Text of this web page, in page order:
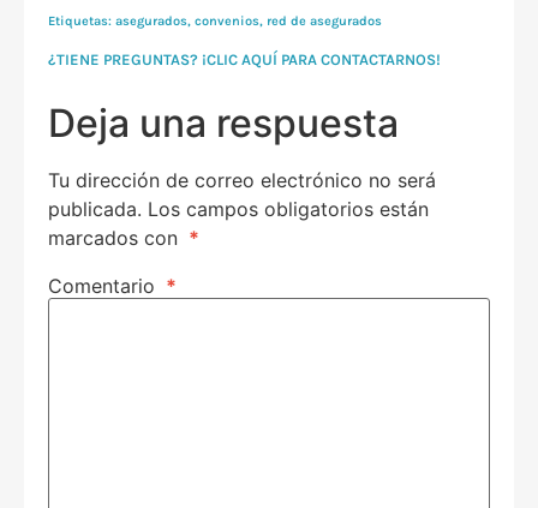
Etiquetas: asegurados, convenios, red de asegurados
¿TIENE PREGUNTAS? ¡CLIC AQUÍ PARA CONTACTARNOS!
Deja una respuesta
Tu dirección de correo electrónico no será
publicada. Los campos obligatorios están
marcados con *
Comentario *